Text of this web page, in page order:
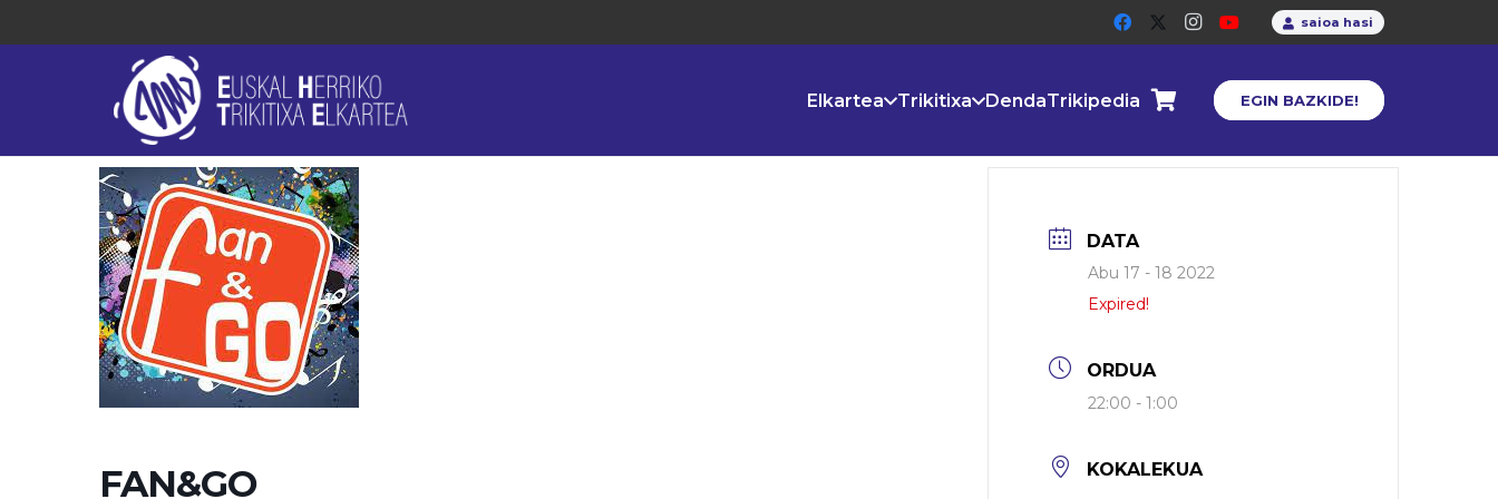
saioa hasi
Elkartea Trikitixa DendaTrikipedia EGIN BAZKIDE!
FAN&GO
DATA
Abu 17 - 18 2022
Expired!
ORDUA
22:00 - 1:00
KOKALEKUA